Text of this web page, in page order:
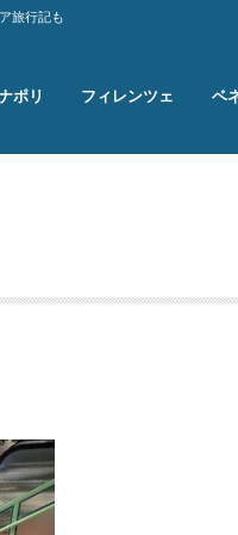
旅行記も
ポリ フィレンツェ ベ